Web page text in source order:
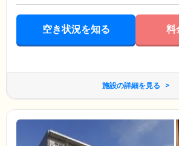
空き状況を知る 料
施設の詳細を見る